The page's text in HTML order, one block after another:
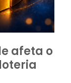
afeta o